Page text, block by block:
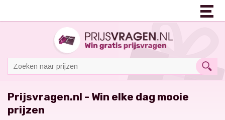
Prijsvragen.nl - Win elke dag mooie
prijzen